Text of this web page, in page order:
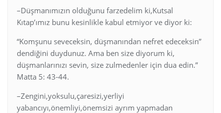
–Düşmanımızın olduğunu farzedelim ki,Kutsal
Kıtap’ımız bunu kesinlikle kabul etmiyor ve diyor ki:
“Komşunu seveceksin, düşmanından nefret edeceksin”
dendiğini duydunuz. Ama ben size diyorum ki,
düşmanlarınızı sevin, size zulmedenler için dua edin.”
Matta 5: 43-44.
–Zengini,yoksulu,çaresizi,yerliyi
yabancıyı,önemliyi,önemsizi ayrım yapmadan